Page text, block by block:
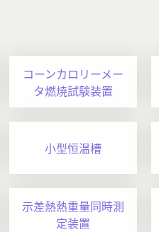
コーンカロリーメー
タ燃焼試験装置
小型恒温槽
示差熱熱重量同時測
定装置